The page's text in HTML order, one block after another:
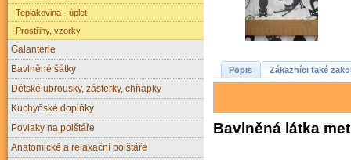
Popis Zákazníci také
Bavlněná látka
Teplákovina - úplet
Prostřihy, vzorky
Galanterie
Bavlněné šátky
Dětské ubrousky, zásterky, chňapky
Kuchyňské doplňky
Povlaky na polštáře
Anatomické a relaxační polštáře